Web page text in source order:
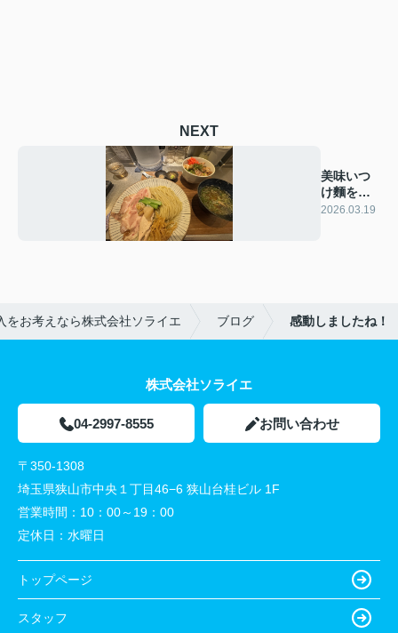
NEXT
美味いつ
け麵を食
べに坂戸
2026.03.19
をお考えなら株式会社ソライエ ブログ 感動しましたね！
株式会社ソライエ
04-2997-8555 お問い合わせ
〒350-1308
埼玉県狭山市中央１丁目46−6 狭山台桂ビル 1F
営業時間： 10：00～19：00
定休日： 水曜日
トップページ
スタッフ